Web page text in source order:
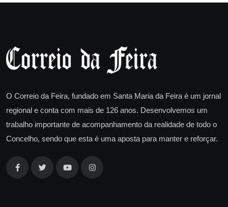
O Correio da Feira, fundado em Santa Maria da Feira é um jornal
regional e conta com mais de 126 anos. Desenvolvemos um
trabalho importante de acompanhamento da realidade de todo o
Concelho, sendo que esta é uma aposta para manter e reforçar.